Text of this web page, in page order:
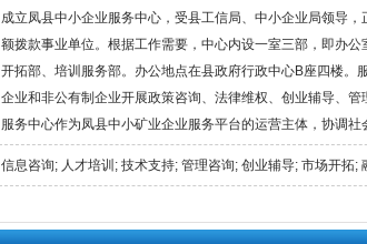
成立凤县中小企业服务中心，受县工信局、中小企业局领导
额拨款事业单位。根据工作需要，中心内设一室三部，即办
开拓部、培训服务部。办公地点在县政府行政中心B座四楼。
企业和非公有制企业开展政策咨询、法律维权、创业辅导、管
服务中心作为凤县中小矿业企业服务平台的运营主体，协调社
信息咨询; 人才培训; 技术支持; 管理咨询; 创业辅导; 市场开拓;